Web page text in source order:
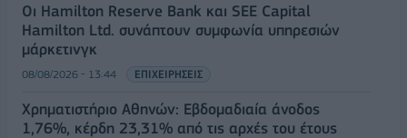
Οι Hamilton Reserve Bank και SEE Capital
Hamilton Ltd. συνάπτουν συμφωνία υπηρεσιών
μάρκετινγκ
08/08/2026 - 13:44 ΕΠΙΧΕΙΡΗΣΕΙΣ
Χρηματιστήριο Αθηνών: Εβδομαδιαία άνοδος
1,76%, κέρδη 23,31% από τις αρχές του έτους